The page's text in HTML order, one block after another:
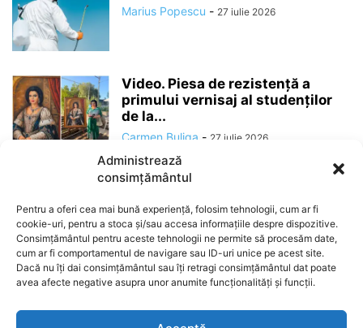
Administrează
consimțământul
Pentru a oferi cea mai bună experiență, folosim tehnologii, cum ar fi
cookie-uri, pentru a stoca și/sau accesa informațiile despre dispozitive.
Consimțământul pentru aceste tehnologii ne permite să procesăm date,
cum ar fi comportamentul de navigare sau ID-uri unice pe acest site.
Dacă nu îți dai consimțământul sau îți retragi consimțământul dat poate
avea afecte negative asupra unor anumite funcționalități și funcții.
Marius Popescu - 27 iulie 2026
Video. Piesa de rezistență a
primului vernisaj al studenților
de la...
Carmen Buliga - 27 iulie 2026